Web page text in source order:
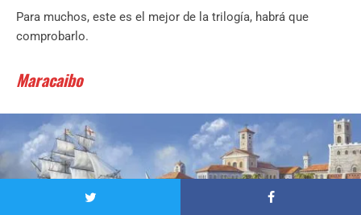
Para muchos, este es el mejor de la trilogía, habrá que
comprobarlo.
Maracaibo